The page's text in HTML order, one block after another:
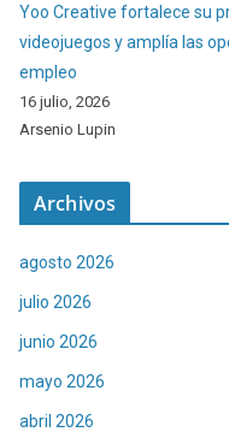
Yoo Creative fortalece su
videojuegos y amplía las
empleo
16 julio, 2026
Arsenio Lupin
Archivos
agosto 2026
julio 2026
junio 2026
mayo 2026
abril 2026